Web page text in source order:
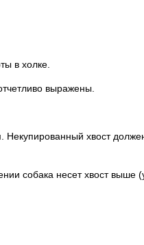
в холке.
выражены.
хвост
собака несет хвост выше